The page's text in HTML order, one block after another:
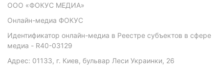
ООО «ФОКУС МЕДИА»
Онлайн-медиа ФОКУС
Идентификатор онлайн-медиа в Реестре субъектов в сфере
медиа - R40-03129
Адрес: 01133, г. Киев, бульвар Леси Украинки, 26